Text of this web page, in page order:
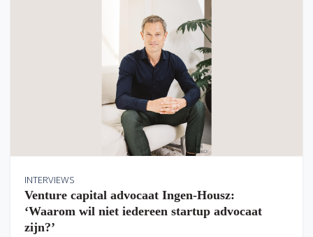
INTERVIEWS
Venture capital advocaat Ingen-Housz:
‘Waarom wil niet iedereen startup advocaat
zijn?’